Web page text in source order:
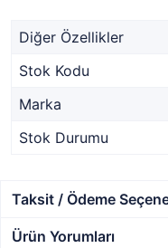
Diğer Özellikler
Stok Kodu
Marka
Stok Durumu
Taksit / Ödeme
Ürün Yorumları